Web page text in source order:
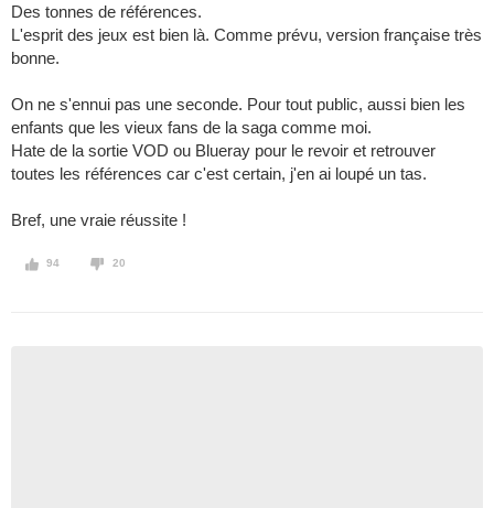
Des tonnes de références.
L'esprit des jeux est bien là. Comme prévu, version française très
bonne.
On ne s'ennui pas une seconde. Pour tout public, aussi bien les
enfants que les vieux fans de la saga comme moi.
Hate de la sortie VOD ou Blueray pour le revoir et retrouver
toutes les références car c'est certain, j'en ai loupé un tas.
Bref, une vraie réussite !
94 20